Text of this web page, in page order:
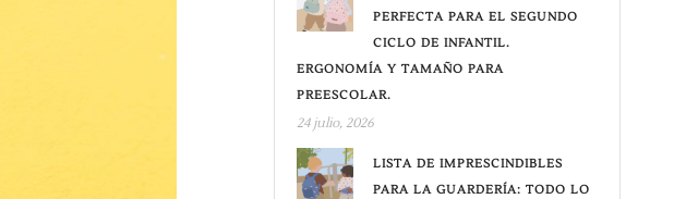
PERFECTA PARA EL SEGUNDO
CICLO DE INFANTIL.
ERGONOMÍA Y TAMAÑO PARA
PREESCOLAR.
24 julio, 2026
LISTA DE IMPRESCINDIBLES
PARA LA GUARDERÍA: TODO LO